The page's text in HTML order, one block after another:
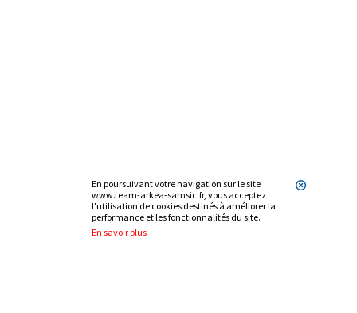
En poursuivant votre navigation sur le site
www.team-arkea-samsic.fr, vous acceptez
l'utilisation de cookies destinés à améliorer la
performance et les fonctionnalités du site.
En savoir plus